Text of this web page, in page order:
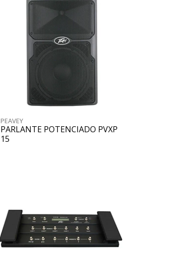
PEAVEY
PARLANTE POTENCIADO PVXP
15